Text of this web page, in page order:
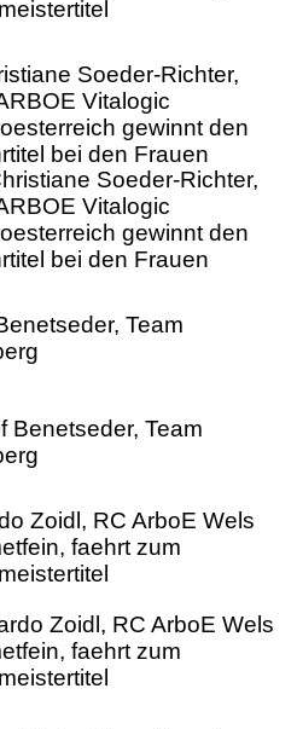
Soeder-Richter,
Vitalogic
gewinnt den
bei den Frauen
Team
Zoidl, RC ArboE Wels
faehrt zum